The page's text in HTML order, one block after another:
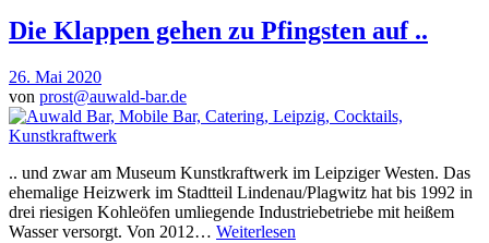
Die Klappen gehen zu Pfingsten auf ..
26. Mai 2020
von prost@auwald-bar.de
.. und zwar am Museum Kunstkraftwerk im Leipziger Westen. Das
ehemalige Heizwerk im Stadtteil Lindenau/Plagwitz hat bis 1992 in
drei riesigen Kohleöfen umliegende Industriebetriebe mit heißem
Wasser versorgt. Von 2012… Weiterlesen